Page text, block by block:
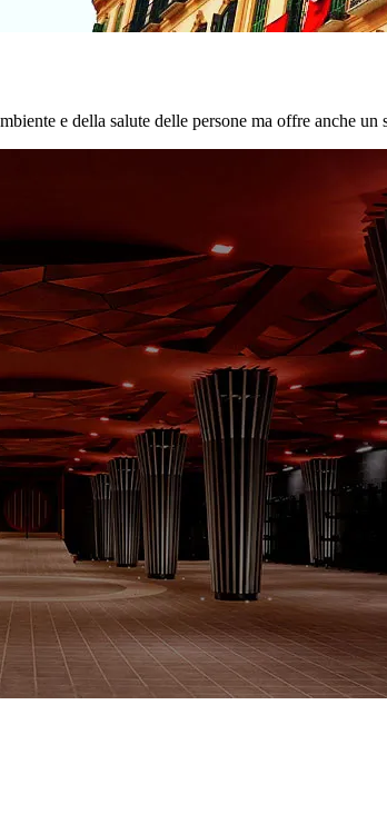
e della salute delle persone ma offre anche un